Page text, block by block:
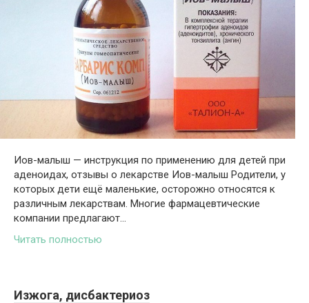
Иов-малыш — инструкция по применению для детей при
аденоидах, отзывы о лекарстве Иов-малыш Родители, у
которых дети ещё маленькие, осторожно относятся к
различным лекарствам. Многие фармацевтические
компании предлагают…
Читать полностью
Изжога, дисбактериоз